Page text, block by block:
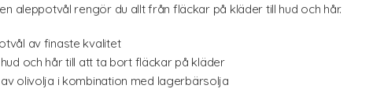
aleppotvål rengör du allt från fläckar på kläder till hud och hår.
av finaste kvalitet
och hår till att ta bort fläckar på kläder
av olivolja i kombination med lagerbärsolja